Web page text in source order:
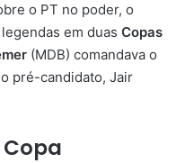
o PT no poder, o
em duas Copas
(MDB) comandava o
pré-candidato, Jair